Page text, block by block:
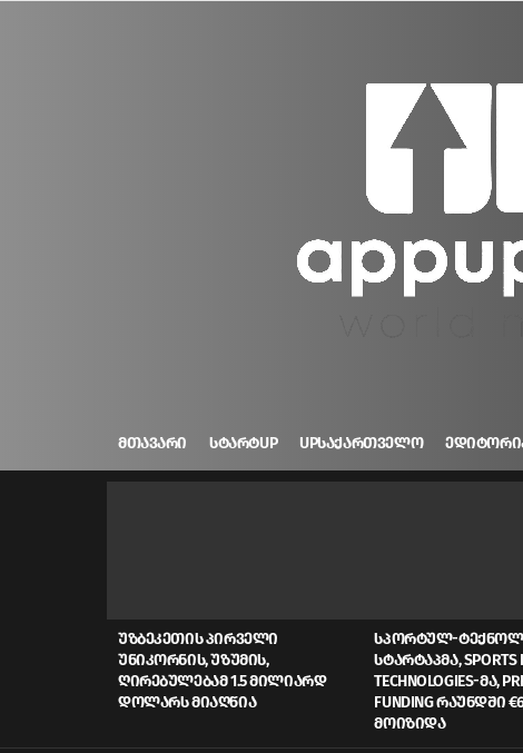
ᲛᲗᲐᲕᲐᲠᲘ ᲡᲢᲐᲠᲢUP UPᲡᲐᲥᲐᲠᲗᲕᲔᲚᲝ
ᲣᲖᲑᲔᲙᲔᲗᲘᲡ ᲞᲘᲠᲕᲔᲚᲘ
ᲣᲜᲘᲙᲝᲠᲜᲘᲡ, ᲣᲖᲣᲛᲘᲡ,
ᲦᲘᲠᲔᲑᲣᲚᲔᲑᲐᲛ 1.5 ᲛᲘᲚᲘᲐᲠᲓ
ᲓᲝᲚᲐᲠᲡ ᲛᲘᲐᲦᲬᲘᲐ
ᲡᲞᲝᲠᲢᲣᲚ-
ᲡᲢᲐᲠᲢᲐᲞᲛᲐ, SPORTS
TECHNOLOGIES-ᲛᲐ,
FUNDING ᲠᲐᲣᲜᲓᲨᲘ
ᲛᲝᲘᲖᲘᲓᲐ